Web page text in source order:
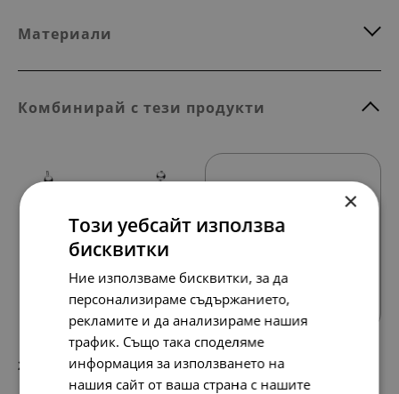
Материали
Комбинирай с тези продукти
297. 152.00 €
×
Този уебсайт използва
бисквитки
Ние използваме бисквитки, за да
персонализираме съдържанието,
рекламите и да анализираме нашия
трафик. Също така споделяме
информация за използването на
нашия сайт от ваша страна с нашите